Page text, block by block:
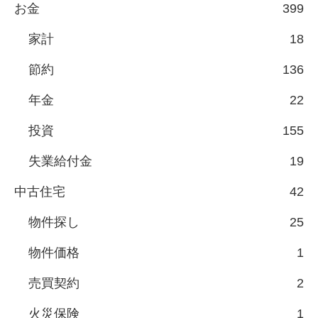
お金 399
家計 18
節約 136
年金 22
投資 155
失業給付金 19
中古住宅 42
物件探し 25
物件価格 1
売買契約 2
火災保険 1